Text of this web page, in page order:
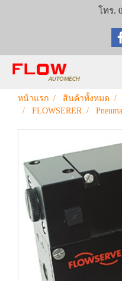
โทร.
หน้าแรก สินค้าทั้งหมด
FLOWSERER